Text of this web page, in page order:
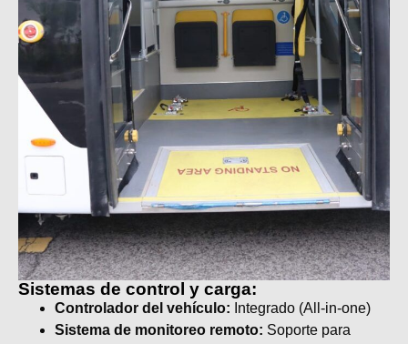
Sistemas de control y carga:
Controlador del vehículo: Integrado (All-in-one)
Sistema de monitoreo remoto: Soporte para